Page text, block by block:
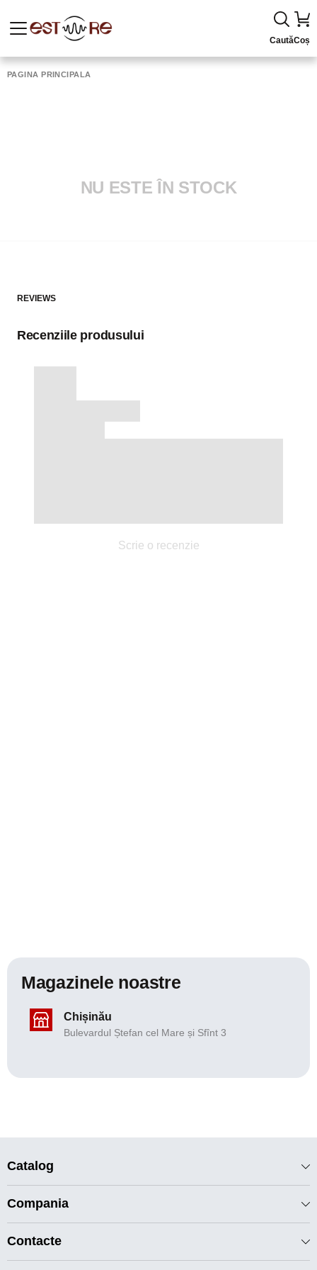
CautăCoș
PAGINA PRINCIPALĂ
NU ESTE ÎN STOCK
REVIEWS
Recenziile produsului
Scrie o recenzie
Magazinele noastre
Chișinău
Bulevardul Ștefan cel Mare și Sfînt 3
Catalog
Compania
Contacte